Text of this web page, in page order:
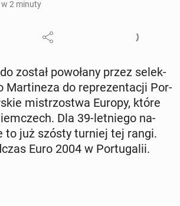
2 minuty
został po­wo­ła­ny przez se­lek­
Mar­ti­ne­za do re­pre­zen­ta­cji Por­
mi­strzo­stwa Europy, które
Dla 39-let­nie­go na­
to już szósty turniej tej rangi.
Euro 2004 w Por­tu­ga­lii.